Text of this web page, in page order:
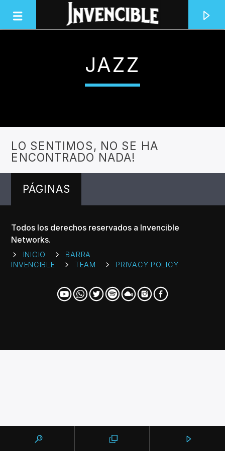
INVENCIBLE RADIO
JUNTOS SOMOS INVENCIBLES
CANCIÓN ACTUAL
TÍTULO
ARTISTA
JAZZ
LO SENTIMOS, NO SE HA
ENCONTRADO NADA!
PÁGINAS
Todos los derechos reservados a Invencible
Networks.
INICIO
BARRA
INVENCIBLE
TEAM PRIVACY POLICY